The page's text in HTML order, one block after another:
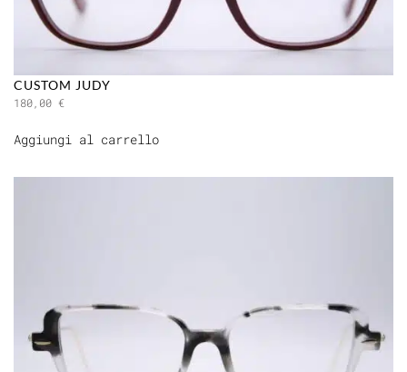
CUSTOM JUDY
180,00 €
Aggiungi al carrello